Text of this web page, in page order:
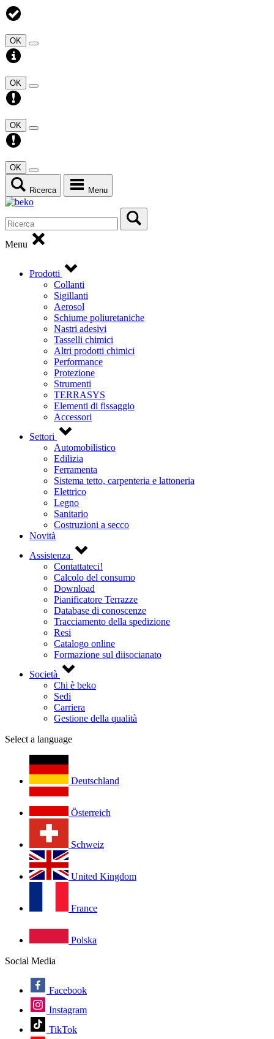
OK
OK
OK
OK
Ricerca Menu
Menu
Prodotti
Collanti
Sigillanti
Aerosol
Schiume poliuretaniche
Nastri adesivi
Tasselli chimici
Altri prodotti chimici
Performance
Protezione
Strumenti
TERRASYS
Elementi di fissaggio
Accessori
Settori
Automobilistico
Edilizia
Ferramenta
Sistema tetto, carpenteria e lattoneria
Elettrico
Legno
Sanitario
Costruzioni a secco
Novità
Assistenza
Contattateci!
Calcolo del consumo
Download
Pianificatore Terrazze
Database di conoscenze
Tracciamento della spedizione
Resi
Catalogo online
Formazione sul diisocianato
Società
Chi è beko
Sedi
Carriera
Gestione della qualità
Select a language
Deutschland
Österreich
Schweiz
United Kingdom
France
Polska
Social Media
Facebook
Instagram
TikTok